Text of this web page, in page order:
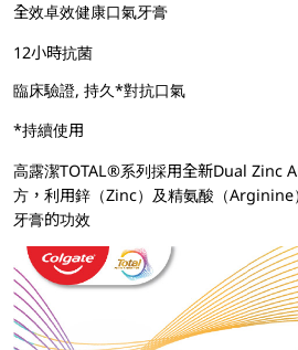
全效卓效健康口氣牙膏
12小時抗菌
臨床驗證, 持久*對抗口氣
*持續使用
高露潔TOTAL®系列採用全新Dual Zinc
方，利用鋅（Zinc）及精氨酸（Arginine
牙膏的功效